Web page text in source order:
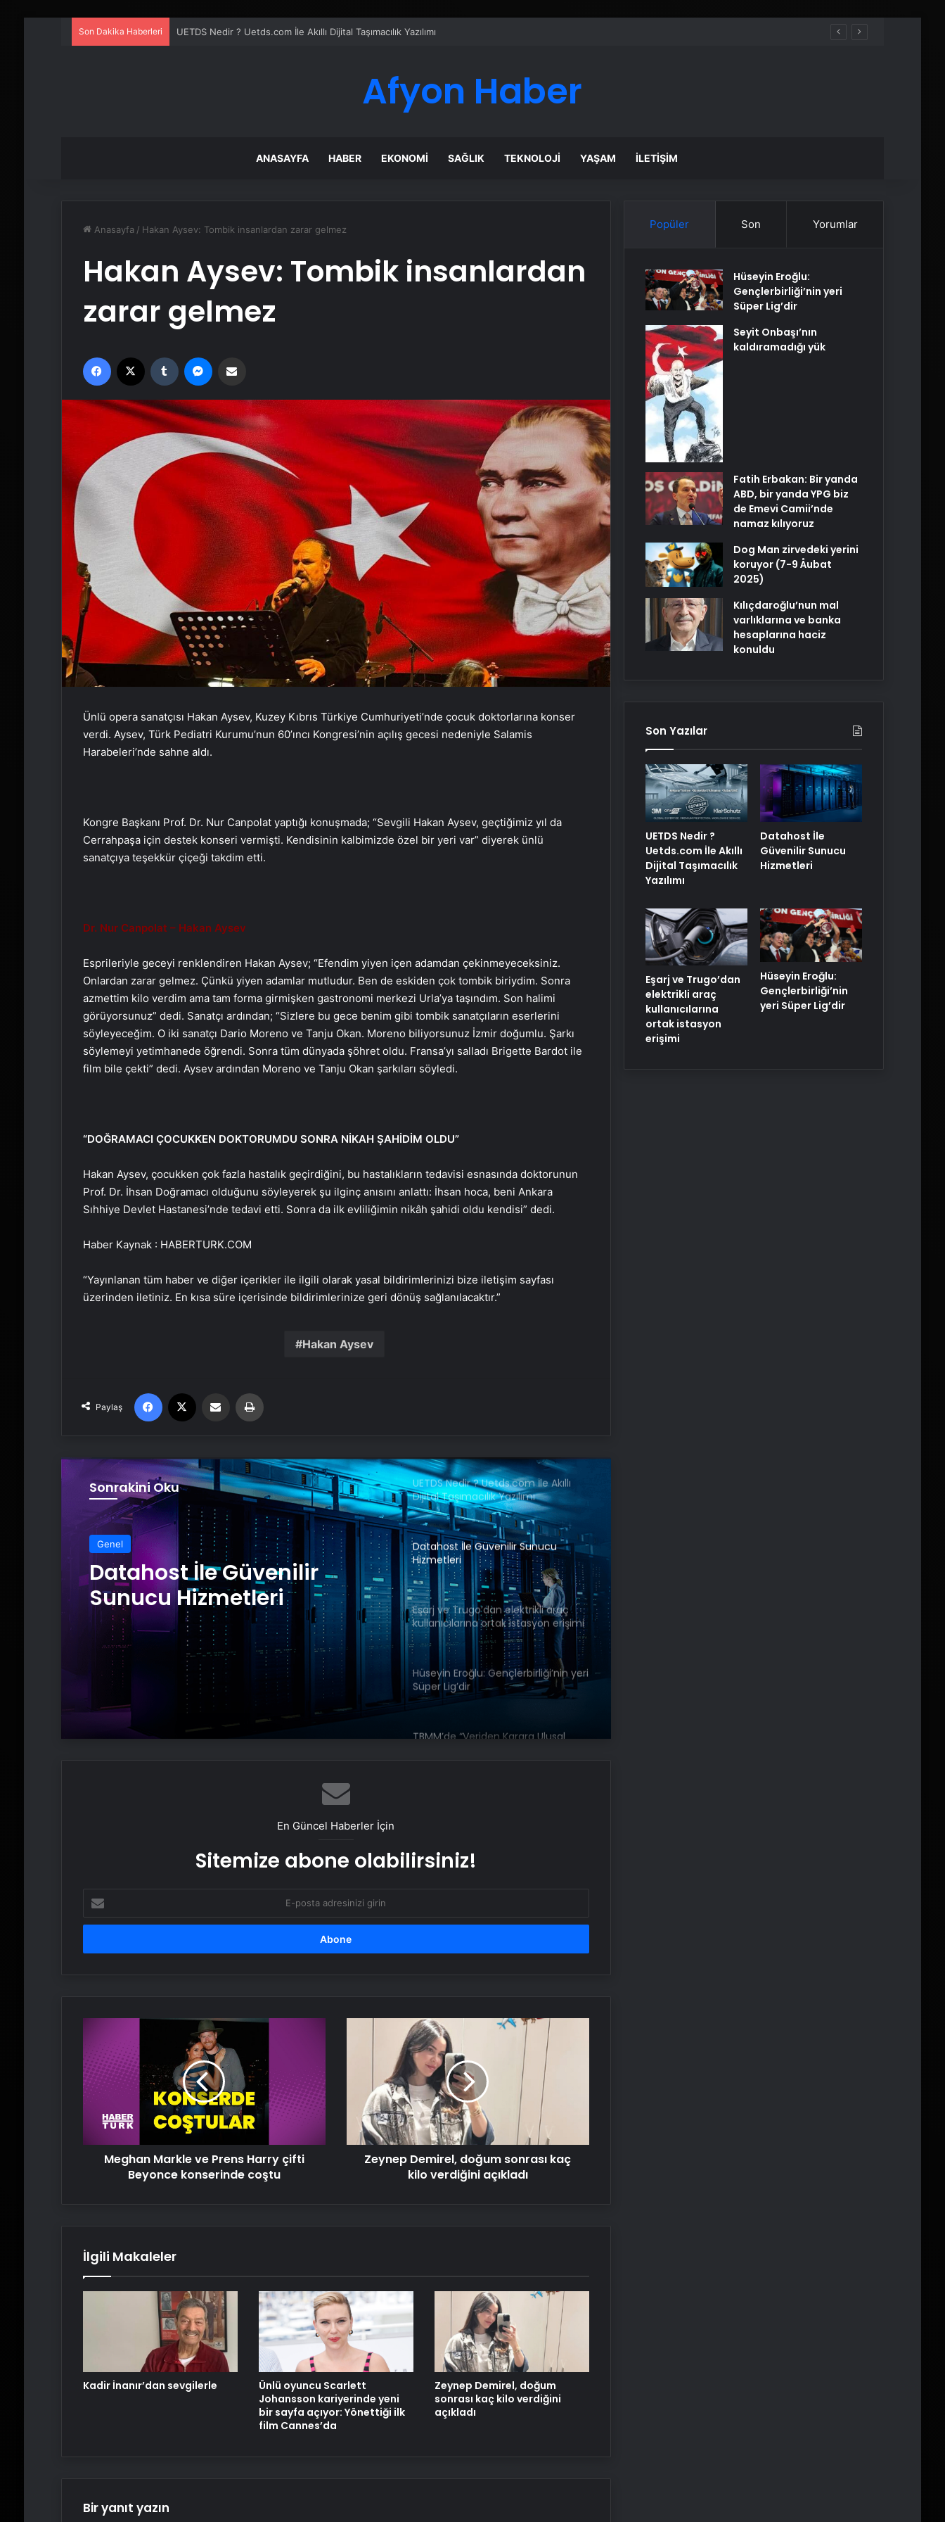
Son Dakika Haberleri Datahost İle Güvenilir Sunucu Hizmetleri
Afyon Haber
ANASAYFA HABER EKONOMI SAĞLIK TEKNOLOJI YAŞAM İLETIŞIM
Anasayfa / Hakan Aysev: Tombik insanlardan zarar gelmez
Hakan Aysev: Tombik insanlardan
zarar gelmez
Facebook Tumblr
Ünlü opera sanatçısı Hakan Aysev, Kuzey Kıbrıs Türkiye Cumhuriyeti’nde çocuk doktorlarına konser
verdi. Aysev, Türk Pediatri Kurumu’nun 60’ıncı Kongresi’nin açılış gecesi nedeniyle Salamis
Harabeleri’nde sahne aldı.
Kongre Başkanı Prof. Dr. Nur Canpolat yaptığı konuşmada; “Sevgili Hakan Aysev, geçtiğimiz yıl da
Cerrahpaşa için destek konseri vermişti. Kendisinin kalbimizde özel bir yeri var” diyerek ünlü
sanatçıya teşekkür çiçeği takdim etti.
Dr. Nur Canpolat – Hakan Aysev
Esprileriyle geceyi renklendiren Hakan Aysev; “Efendim yiyen içen adamdan çekinmeyeceksiniz.
Onlardan zarar gelmez. Çünkü yiyen adamlar mutludur. Ben de eskiden çok tombik biriydim. Sonra
azmettim kilo verdim ama tam forma girmişken gastronomi merkezi Urla’ya taşındım. Son halimi
görüyorsunuz” dedi. Sanatçı ardından; “Sizlere bu gece benim gibi tombik sanatçıların eserlerini
söyleyeceğim. O iki sanatçı Dario Moreno ve Tanju Okan. Moreno biliyorsunuz İzmir doğumlu. Şarkı
söylemeyi yetimhanede öğrendi. Sonra tüm dünyada şöhret oldu. Fransa’yı salladı Brigette Bardot ile
film bile çekti” dedi. Aysev ardından Moreno ve Tanju Okan şarkıları söyledi.
“DOĞRAMACI ÇOCUKKEN DOKTORUMDU SONRA NİKAH ŞAHİDİM OLDU”
Hakan Aysev, çocukken çok fazla hastalık geçirdiğini, bu hastalıkların tedavisi esnasında doktorunun
Prof. Dr. İhsan Doğramacı olduğunu söyleyerek şu ilginç anısını anlattı: İhsan hoca, beni Ankara
Sıhhiye Devlet Hastanesi’nde tedavi etti. Sonra da ilk evliliğimin nikâh şahidi oldu kendisi” dedi.
Haber Kaynak : HABERTURK.COM
“Yayınlanan tüm haber ve diğer içerikler ile ilgili olarak yasal bildirimlerinizi bize iletişim sayfası
üzerinden iletiniz. En kısa süre içerisinde bildirimlerinize geri dönüş sağlanılacaktır.”
Hakan Aysev
Paylaş
Facebook Email'den paylaş
Sonrakini Oku
Genel
Datahost İle Güvenilir
Sunucu Hizmetleri
doğrulaması” tavsiye ediliyor
Uydu haberleşmesinin güvenliği için
genç zihinler TEKNOFEST’te yarışıyor
UETDS Nedir ? Uetds.com İle Akıllı
Dijital Taşımacılık Yazılımı
Datahost İle Güvenilir Sunucu
Hizmetleri
Eşarj ve Trugo’dan elektrikli araç
kullanıcılarına ortak istasyon erişimi
Hüseyin Eroğlu: Gençlerbirliği’nin yeri
Süper Lig’dir
TBMM’de “Veriden Karara Ulusal
Hayat kurtaran yerli elektroşok
Uydu haberleşmesinin güvenliği için
Serjoy : Dijital Medya Ajansı, Google
Reklam Ajansı, SEO Ajansı ve Web
Tasarım Ajansı
UETDS Nedir ? Uetds.com İle Akıllı
Dijital Taşımacılık Yazılımı
Datahost İle Güvenilir Sunucu
Hüseyin Eroğlu: Gençlerbirliği’nin yeri
Süper Lig’dir
En Güncel Haberler İçin
Sitemize abone olabilirsiniz!
posta
adresinizi
ve
Prens
Harry
Beyonce
konserinde
coştu
Meghan Markle ve Prens Harry çifti
Beyonce konserinde coştu
verdiğini
açıkladı
Zeynep Demirel, doğum sonrası kaç
kilo verdiğini açıkladı
İlgili Makaleler
Kadir İnanır’dan sevgilerle
Ünlü oyuncu Scarlett
Johansson kariyerinde yeni
bir sayfa açıyor: Yönettiği ilk
film Cannes’da
Zeynep Demirel, doğum
sonrası kaç kilo verdiğini
açıkladı
Bir yanıt yazın
Popüler Son Yorumlar
Hüseyin Eroğlu:
Gençlerbirliği’nin yeri
Süper Lig’dir
Seyit Onbaşı’nın
kaldıramadığı yük
Fatih Erbakan: Bir yanda
ABD, bir yanda YPG biz
de Emevi Camii’nde
namaz kılıyoruz
Dog Man zirvedeki yerini
koruyor (7-9 Åubat
2025)
Kılıçdaroğlu’nun mal
varlıklarına ve banka
hesaplarına haciz
konuldu
Son Yazılar
UETDS Nedir ?
Uetds.com İle Akıllı
Dijital Taşımacılık
Yazılımı
Datahost İle
Güvenilir Sunucu
Hizmetleri
Eşarj ve Trugo’dan
elektrikli araç
kullanıcılarına
ortak istasyon
erişimi
Hüseyin Eroğlu:
Gençlerbirliği’nin
yeri Süper Lig’dir